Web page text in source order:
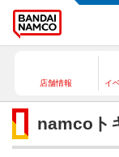
店舗情報 イ
namcoト